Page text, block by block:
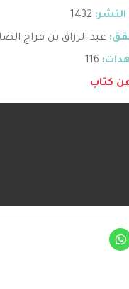
1432
عبد الرزاق بن فراج
كتاب